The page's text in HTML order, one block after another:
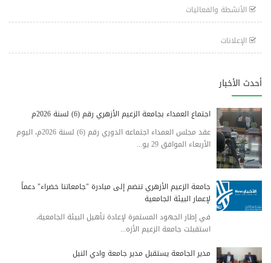
الأنشطة والفعاليات
الإعلانات
أحدث الأخبار
اجتماع العمداء بجامعة الزعيم الأزهري رقم (6) لسنة 2026م
عقد مجلس العمداء اجتماعه الدوري رقم (6) لسنة 2026م، اليوم
الأربعاء الموافق 29 يو...
جامعة الزعيم الأزهري تنضم إلى مبادرة "جامعاتنا خضراء" دعماً
لإعمار البيئة الجامعية
في إطار الجهود المستمرة لإعادة تأهيل البيئة الجامعية،
استقبلت جامعة الزعيم الأزه...
مدير الجامعة يستقبل مدير جامعة وادي النيل